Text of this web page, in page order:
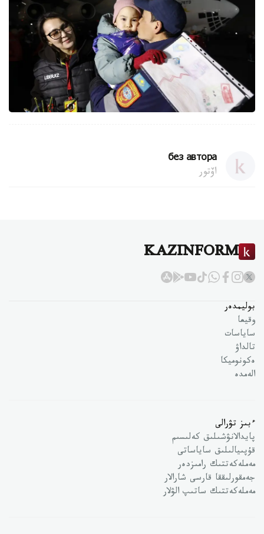
без автора
اۆتور
KAZINFORM
بوليمدەر
وقيعا
ساياسات
تالداۋ
ەكونوميكا
الەمدە
ءبىز تۋرالى
پايدالانۋشىلىق كەلىسىم
قۇپىيالىلىق ساياساتى
مەملەكەتتىك رامىزدەر
جەمقورلىققا قارسى شارالار
مەملەكەتتىك ساتىپ الۋلار